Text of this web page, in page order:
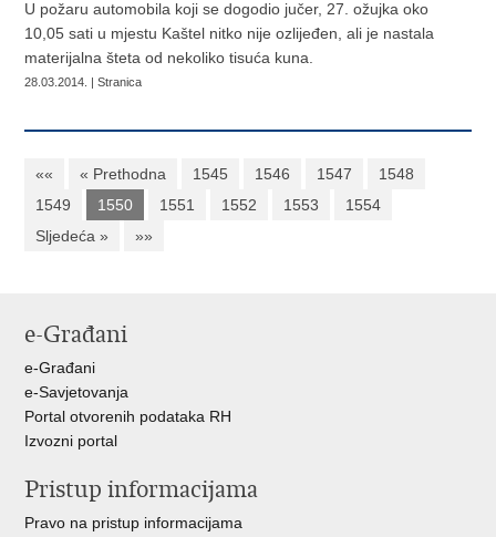
U požaru automobila koji se dogodio jučer, 27. ožujka oko
10,05 sati u mjestu Kaštel nitko nije ozlijeđen, ali je nastala
materijalna šteta od nekoliko tisuća kuna.
28.03.2014. | Stranica
«« « Prethodna 1545 1546 1547
1548
1549
1550 1551 1552 1553
1554
Sljedeća »
»»
e-Građani
e-Građani
e-Savjetovanja
Portal otvorenih podataka RH
Izvozni portal
Pristup informacijama
Pravo na pristup informacijama